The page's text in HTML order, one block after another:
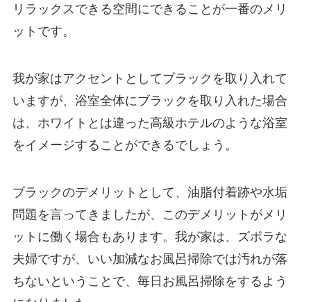
リラックスできる空間にできることが一番のメリ
ットです。
我が家はアクセントとしてブラックを取り入れて
いますが、浴室全体にブラックを取り入れた場合
は、ホワイトとは違った高級ホテルのような浴室
をイメージすることができるでしょう。
ブラックのデメリットとして、油脂付着跡や水垢
問題を言ってきましたが、このデメリットがメリ
ットに働く場合もあります。我が家は、ズボラな
夫婦ですが、いい加減なお風呂掃除では汚れが落
ちないということで、毎日お風呂掃除をするよう